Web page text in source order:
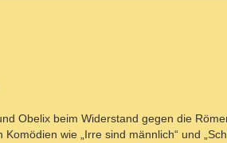
Obelix beim Widerstand gegen die
wie „Irre sind männlich“ und